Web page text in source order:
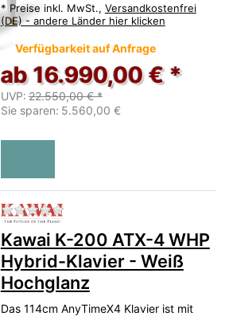
* Preise inkl. MwSt., Versandkostenfrei
(DE) - andere Länder hier klicken
Verfügbarkeit auf Anfrage
ab 16.990,00 € *
UVP: 22.550,00 € *
Sie sparen: 5.560,00 €
Zu diesem Produkt liegen
Kawai K-200 ATX-4 WHP
Hybrid-Klavier - Weiß
Hochglanz
Das 114cm AnyTimeX4 Klavier ist mit